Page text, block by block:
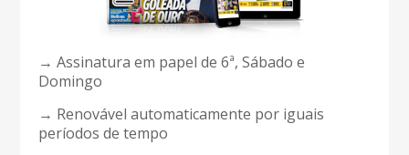
→ Assinatura em papel de 6ª, Sábado e
Domingo
→ Renovável automaticamente por iguais
períodos de tempo